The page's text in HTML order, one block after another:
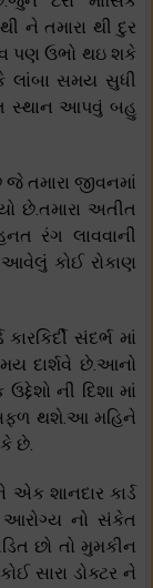
ને તમારા થી દુર
પણ ઉભો થઇ શકે
સમય સુધી
સ્થાન આપવું બહુ
તમારા જીવનમાં
છે.તમારા અતીત
રંગ લાવવાની
આવેલું કોઈ રોકાણ
સંદર્ભ માં
દાર્શવે છે.આનો
ની દિશા માં
સફળ થશે.આ મહિને
છે.
શાનદાર કાર્ડ
નો સંકેત
છો તો મુમકીન
સારા ડોક્ટર ને